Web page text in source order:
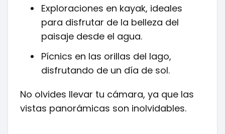
Exploraciones en kayak, ideales
para disfrutar de la belleza del
paisaje desde el agua.
Pícnics en las orillas del lago,
disfrutando de un día de sol.
No olvides llevar tu cámara, ya que las
vistas panorámicas son inolvidables.